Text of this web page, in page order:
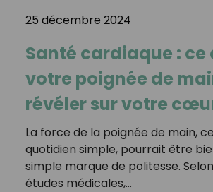
25 décembre 2024
Santé cardiaque : ce
votre poignée de
révéler sur votre
La force de la poignée de main,
quotidien simple, pourrait être
simple marque de politesse.
études médicales,…